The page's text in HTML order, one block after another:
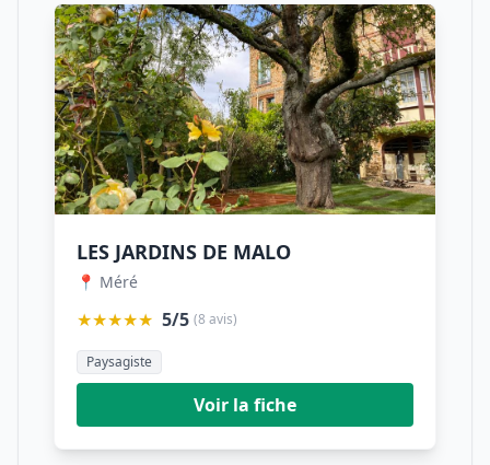
LES JARDINS DE MALO
📍 Méré
★★★★★ 5/5 (8 avis)
Paysagiste
Voir la fiche